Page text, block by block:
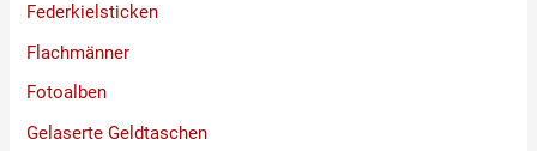
Federkielsticken
Flachmänner
Fotoalben
Gelaserte Geldtaschen